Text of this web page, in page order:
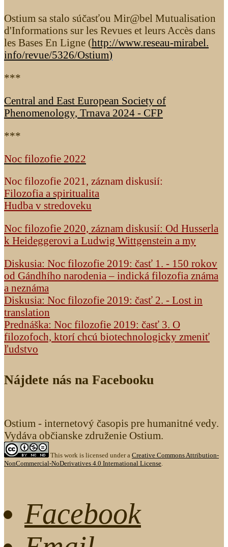
Ostium sa stalo súčasťou Mir@bel Mutualisation
d'Informations sur les Revues et leurs Accès dans
les Bases En Ligne (http://www.reseau-mirabel.
info/revue/5326/Ostium)
***
Central and East European Society of
Phenomenology, Trnava 2024 - CFP
***
Noc filozofie 2022
Noc filozofie 2021, záznam diskusií:
Filozofia a spiritualita
Hudba v stredoveku
Noc filozofie 2020, záznam diskusií: Od Husserla
k Heideggerovi a Ludwig Wittgenstein a my
Diskusia: Noc filozofie 2019: časť 1. - 150 rokov
od Gándhího narodenia – indická filozofia známa
a neznáma
Diskusia: Noc filozofie 2019: časť 2. - Lost in
translation
Prednáška: Noc filozofie 2019: časť 3. O
filozofoch, ktorí chcú biotechnologicky zmeniť
ľudstvo
Nájdete nás na Facebooku
Ostium - internetový časopis pre humanitné vedy.
Vydáva občianske združenie Ostium.
This work is licensed under a Creative Commons Attribution-
NonCommercial-NoDerivatives 4.0 International License.
Facebook